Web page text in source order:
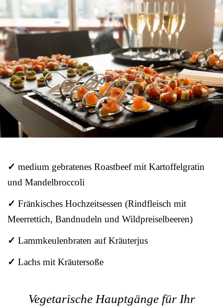
✓ medium gebratenes Roastbeef mit Kartoffelgratin
und Mandelbroccoli
✓ Fränkisches Hochzeitsessen (Rindfleisch mit
Meerrettich, Bandnudeln und Wildpreiselbeeren)
✓ Lammkeulenbraten auf Kräuterjus
✓ Lachs mit Kräutersoße
Vegetarische Hauptgänge für Ihr